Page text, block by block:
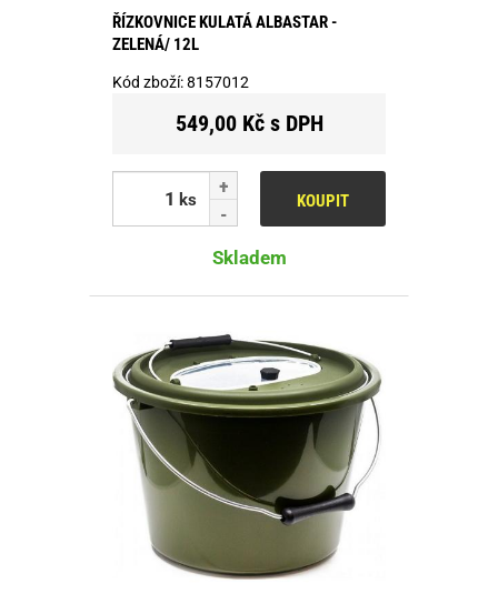
ŘÍZKOVNICE KULATÁ ALBASTAR -
ZELENÁ/ 12L
Kód zboží:8157012
549,00 Kč s DPH
ks KOUPIT
Skladem